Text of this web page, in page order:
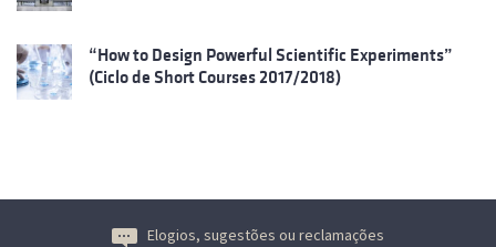
“How to Design Powerful Scientific Experiments”
(Ciclo de Short Courses 2017/2018)
Elogios, sugestões ou reclamações